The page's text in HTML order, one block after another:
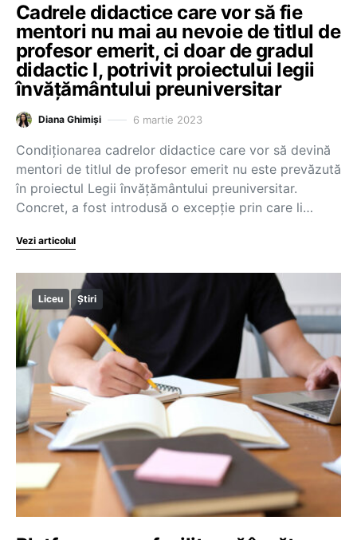
Cadrele didactice care vor să fie
mentori nu mai au nevoie de titlul de
profesor emerit, ci doar de gradul
didactic I, potrivit proiectului legii
învățământului preuniversitar
Diana Ghimiși 6 martie 2023
Condiționarea cadrelor didactice care vor să devină
mentori de titlul de profesor emerit nu este prevăzută
în proiectul Legii învățământului preuniversitar.
Concret, a fost introdusă o excepție prin care li…
Vezi articolul
Liceu Știri